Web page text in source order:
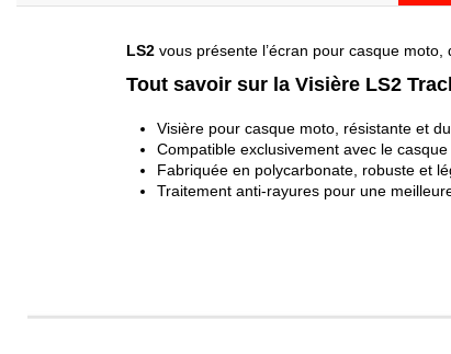
LS2 vous présente l’écran pour casque
Tout savoir sur la Visière LS2
Visière pour casque moto, résistante et
Compatible exclusivement avec le casque
Fabriquée en polycarbonate, robuste et
Traitement anti-rayures pour une